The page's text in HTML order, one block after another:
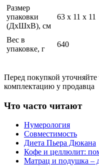
Размер
упаковки
(ДхШхВ), см
63 x 11 x 11
Вес в
упаковке, г
640
Перед покупкой уточняйте
комплектацию у продавца
Что часто читают
Нумерология
Совместимость
Диета Пьера Дюкана
Кофе и целлюлит:
Матрац и подушка –